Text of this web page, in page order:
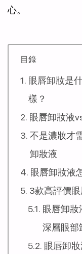
心。
目錄
眼唇卸妝是
樣？
眼唇卸妝液
不是濃妝才
卸妝液
眼唇卸妝液
3款高評價
眼唇卸妝
深層眼部
眼唇卸